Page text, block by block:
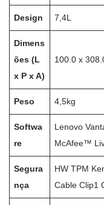
Design 7,4L
Dimens
ões (L
x P x A)
100.0 x
Peso 4,5kg
Softwa
re
Lenovo
McAfee™
Segura
nça
HW TPM
Cable Clip1